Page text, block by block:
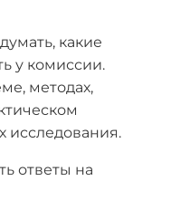
какие
у комиссии.
методах,
исследования.
ответы на